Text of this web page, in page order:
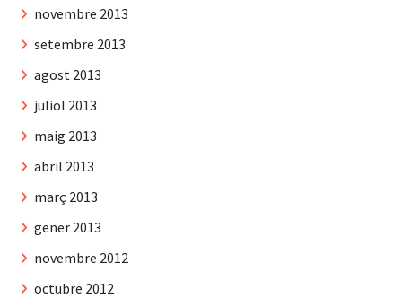
novembre 2013
setembre 2013
agost 2013
juliol 2013
maig 2013
abril 2013
març 2013
gener 2013
novembre 2012
octubre 2012